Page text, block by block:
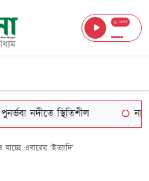
LIVE
নদীতে স্থিতিশীল
যাচ্ছে এবারের ‘ইত্যাদি’